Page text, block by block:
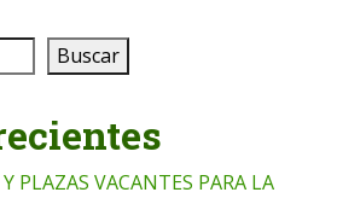
Buscar
PLAZAS VACANTES PARA LA